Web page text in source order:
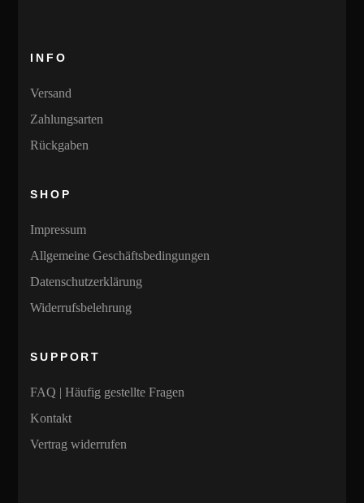
INFO
Versand
Zahlungsarten
Rückgaben
SHOP
Impressum
Allgemeine Geschäftsbedingungen
Datenschutzerklärung
Widerrufsbelehrung
SUPPORT
FAQ | Häufig gestellte Fragen
Kontakt
Vertrag widerrufen